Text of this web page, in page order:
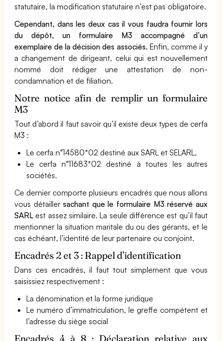
statutaire, la modification statutaire n’est pas obligatoire.
Cependant, dans les deux cas il vous faudra fournir lors
du dépôt, un formulaire M3 accompagné d’un
exemplaire de la décision des associés. Enfin, comme il y
a changement de dirigeant, celui qui est nouvellement
nommé doit rédiger une attestation de non-
condamnation et de filiation.
Notre notice afin de remplir un formulaire
M3
Tout d’abord il faut savoir qu’il existe deux types de cerfa
M3 :
Le cerfa n°14580*02 destiné aux SARL et SELARL,
Le cerfa n°11683*02 destiné à toutes les autres
sociétés.
Ce dernier comporte plusieurs encadrés que nous allons
vous détaillersachant que le formulaire M3 réservé aux
SARL est assez similaire. La seule différence est qu’il faut
mentionner la situation maritale du ou des gérants, et le
cas échéant, l’identité de leur partenaire ou conjoint.
Encadrés 2 et 3 : Rappel d’identification
Dans ces encadrés, il faut tout simplement que vous
saisissiez respectivement :
La dénomination et la forme juridique
Le numéro d’immatriculation, le greffe compétent et
l’adresse du siège social
Encadrés 4 à 8 : Déclaration relative aux